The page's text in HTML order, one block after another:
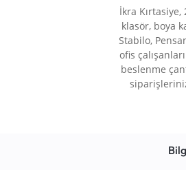
İkra
klasör, boya
Stabilo,
ofis
beslenme